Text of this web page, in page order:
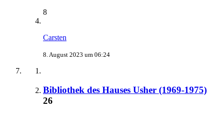
8
Carsten
8. August 2023 um 06:24
Bibliothek des Hauses Usher (1969-1975)
26